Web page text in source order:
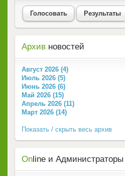
Голосовать Результаты
Архив новостей
Август 2026 (4)
Июль 2026 (5)
Июнь 2026 (6)
Май 2026 (15)
Апрель 2026 (11)
Март 2026 (14)
Показать / скрыть весь архив
On line и Администраторы